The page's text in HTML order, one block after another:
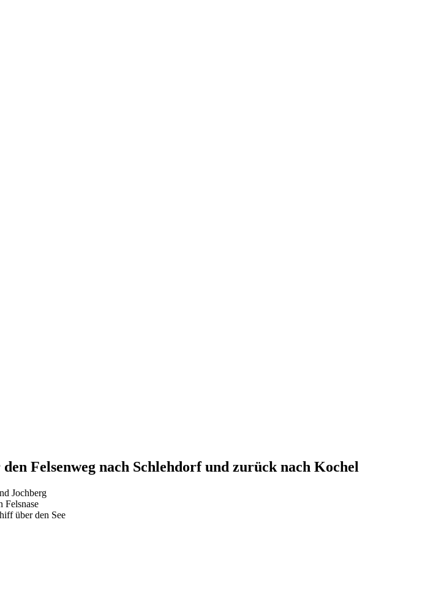
Felsenweg nach Schlehdorf und zurück nach Kochel
Jochberg
Felsnase
über den See